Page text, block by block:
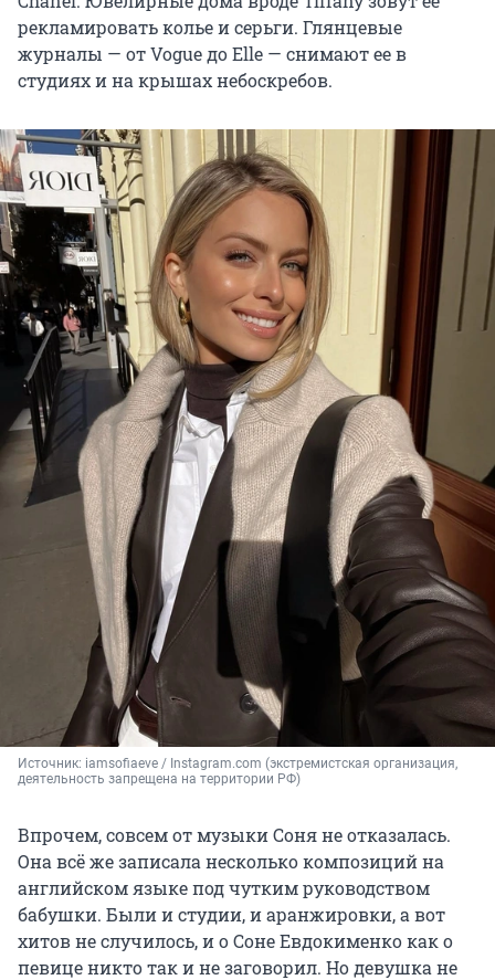
рекламировать колье и серьги. Глянцевые
журналы — от Vogue до Elle — снимают ее в
студиях и на крышах небоскребов.
Источник: iamsofiaeve / Instagram.com (экстремистская организация,
деятельность запрещена на территории РФ)
Впрочем, совсем от музыки Соня не отказалась.
Она всё же записала несколько композиций на
английском языке под чутким руководством
бабушки. Были и студии, и аранжировки, а вот
хитов не случилось, и о Соне Евдокименко как о
певице никто так и не заговорил. Но девушка не